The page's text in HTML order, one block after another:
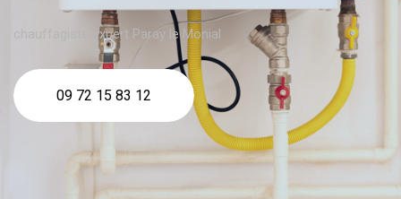
chauffagiste expert Paray le Monial
09 72 15 83 12